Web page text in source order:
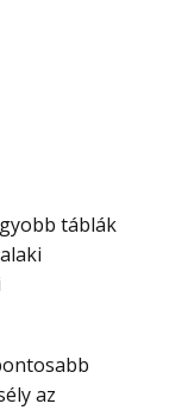
az